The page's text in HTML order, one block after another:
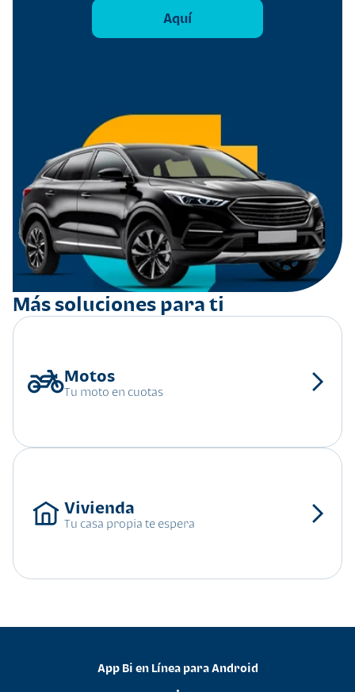
Aquí
Más soluciones para ti
Tu moto en cuotas
Tu casa propia te espera
App Bi en Línea para Android